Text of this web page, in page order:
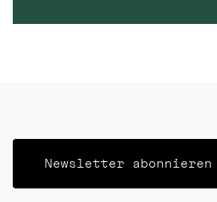
Newsletter abonnieren